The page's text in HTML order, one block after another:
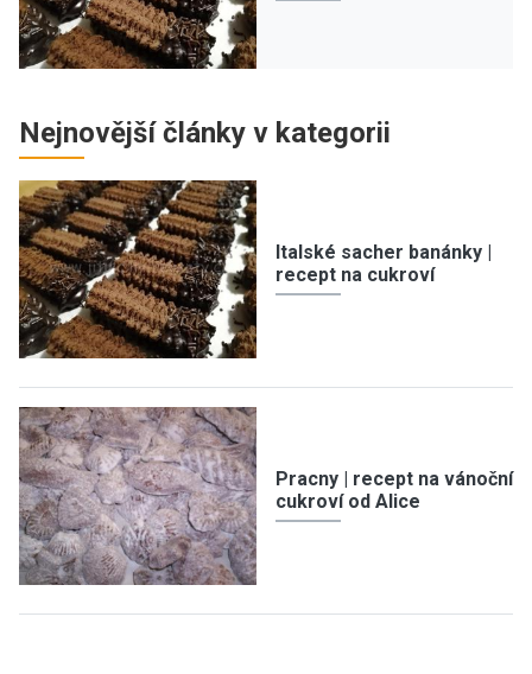
Nejnovější články v kategorii
Italské sacher banánky |
recept na cukroví
Pracny | recept na vánoční
cukroví od Alice